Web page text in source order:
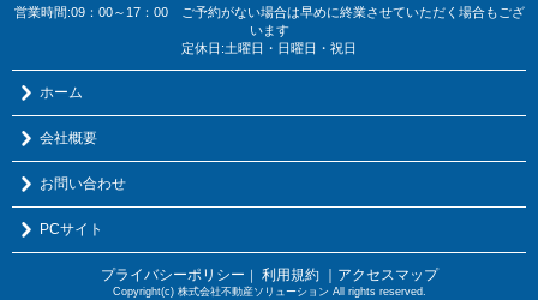
営業時間:09：00～17：00 ご予約がない場合は早めに終業させていただく場合もござ
います
定休日:土曜日・日曜日・祝日
ホーム
会社概要
お問い合わせ
PCサイト
プライバシーポリシー 利用規約 ｜アクセスマップ
Copyright(c) 株式会社不動産ソリューション All rights reserved.